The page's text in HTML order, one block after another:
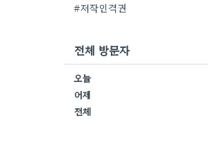
#저작인격권
전체 방문자
오늘
어제
전체